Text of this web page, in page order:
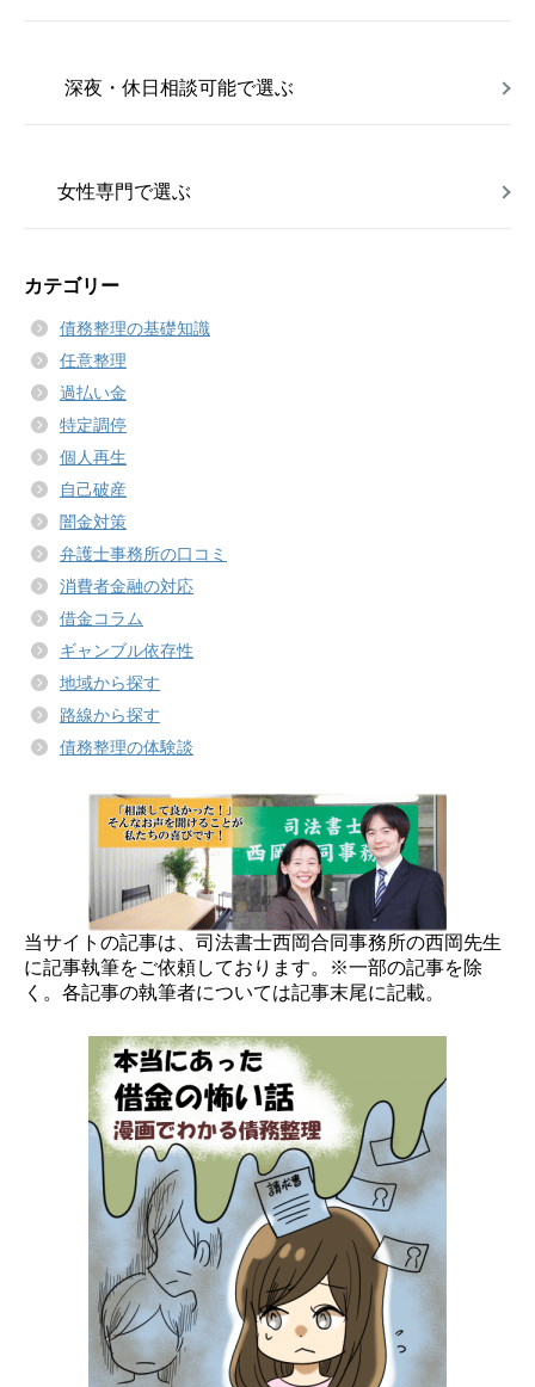
深夜・休日相談可能で選ぶ
女性専門で選ぶ
カテゴリー
債務整理の基礎知識
任意整理
過払い金
特定調停
個人再生
自己破産
闇金対策
弁護士事務所の口コミ
消費者金融の対応
借金コラム
ギャンブル依存性
地域から探す
路線から探す
債務整理の体験談
当サイトの記事は、司法書士西岡合同事務所の西岡先生
に記事執筆をご依頼しております。※一部の記事を除
く。各記事の執筆者については記事末尾に記載。